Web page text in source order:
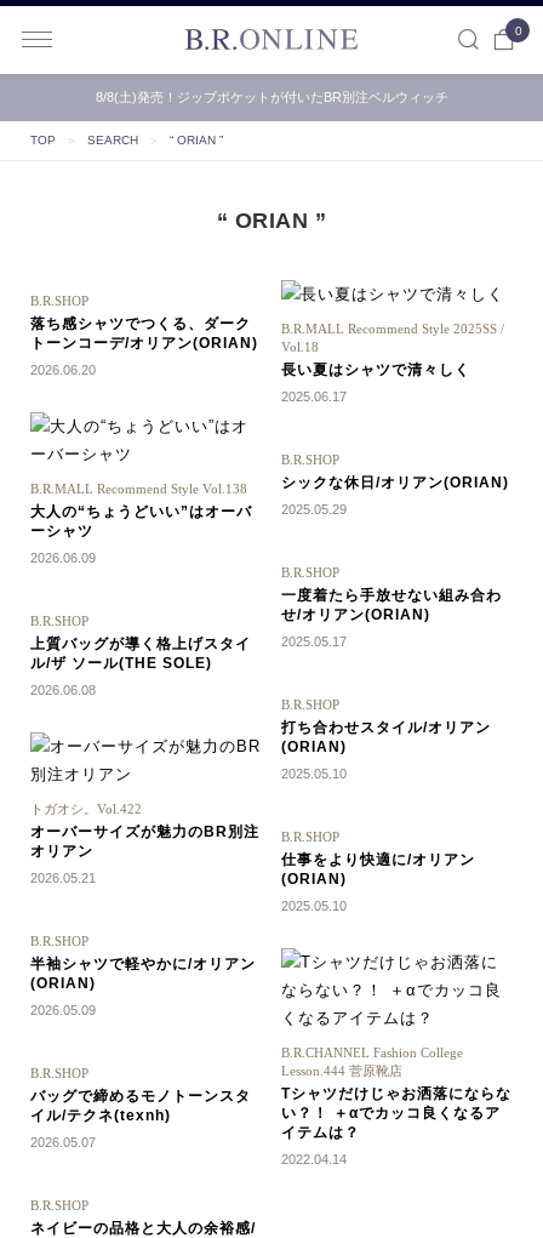
0
8/8(土)発売！ジップポケットが付いたBR別注ベルウィッチ
TOP ＞ SEARCH ＞ “ ORIAN ”
“ ORIAN ”
B.R.SHOP
落ち感シャツでつくる、ダーク
トーンコーデ/オリアン(ORIAN)
2026.06.20
B.R.MALL Recommend Style Vol.138
大人の“ちょうどいい”はオーバ
ーシャツ
2026.06.09
B.R.SHOP
上質バッグが導く格上げスタイ
ル/ザ ソール(THE SOLE)
2026.06.08
トガオシ。Vol.422
オーバーサイズが魅力のBR別注
オリアン
2026.05.21
B.R.SHOP
半袖シャツで軽やかに/オリアン
(ORIAN)
2026.05.09
B.R.SHOP
バッグで締めるモノトーンスタ
イル/テクネ(texnh)
2026.05.07
B.R.SHOP
ネイビーの品格と大人の余裕感/
B.R.MALL Recommend Style 2025SS /
Vol.18
長い夏はシャツで清々しく
2025.06.17
B.R.SHOP
シックな休日/オリアン(ORIAN)
2025.05.29
B.R.SHOP
一度着たら手放せない組み合わ
せ/オリアン(ORIAN)
2025.05.17
B.R.SHOP
打ち合わせスタイル/オリアン
(ORIAN)
2025.05.10
B.R.SHOP
仕事をより快適に/オリアン
(ORIAN)
2025.05.10
B.R.CHANNEL Fashion College
Lesson.444 菅原靴店
Tシャツだけじゃお洒落にならな
い？！ ＋αでカッコ良くなるア
イテムは？
2022.04.14